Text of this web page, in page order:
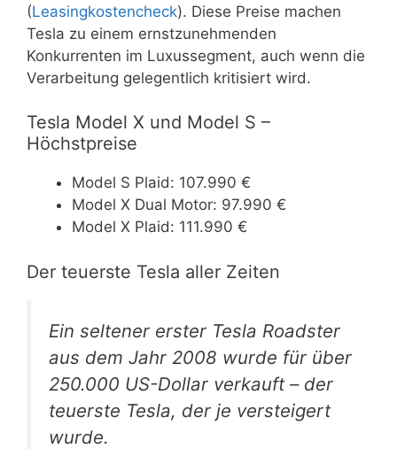
(Leasingkostencheck). Diese Preise machen
Tesla zu einem ernstzunehmenden
Konkurrenten im Luxussegment, auch wenn die
Verarbeitung gelegentlich kritisiert wird.
Tesla Model X und Model S –
Höchstpreise
Model S Plaid: 107.990 €
Model X Dual Motor: 97.990 €
Model X Plaid: 111.990 €
Der teuerste Tesla aller Zeiten
Ein seltener erster Tesla Roadster
aus dem Jahr 2008 wurde für über
250.000 US-Dollar verkauft – der
teuerste Tesla, der je versteigert
wurde.